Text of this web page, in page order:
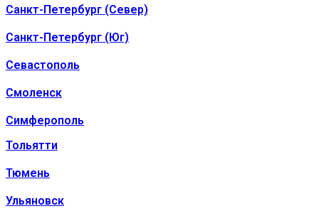
Санкт-Петербург (Север)
Санкт-Петербург (Юг)
Севастополь
Смоленск
Симферополь
Тольятти
Тюмень
Ульяновск